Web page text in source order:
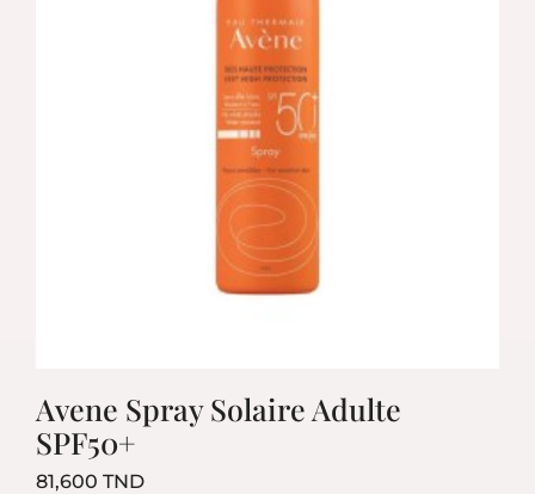
Avene Spray Solaire Adulte
SPF50+
81,600 TNDPrix